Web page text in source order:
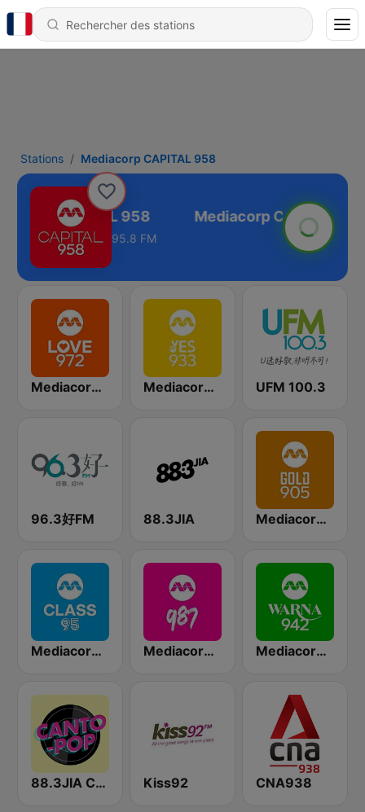
Stations Mediacorp CAPITAL 958
CAPITAL 958
95.8 FM
Mediacorp LOVE 972 Mediacorp YES 933 UFM 100.3
96.3好FM 88.3JIA Mediacorp GOLD 905
Mediacorp CLASS 95 Mediacorp 987 Mediacorp Warna 942
88.3JIA CANTO POP Kiss92 CNA938